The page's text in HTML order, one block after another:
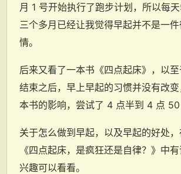
月 1 号开始执行了跑步计划，所以每天
三个多月已经让我觉得早起并不是一
情。
后来又看了一本书《四点起床》，以
结束之后，早上早起的习惯并没有改
本书的影响，尝试了 4 点半到 4 点 50
关于怎么做到早起，以及早起的好处
《四点起床，是疯狂还是自律？》中
兴趣可以看看。